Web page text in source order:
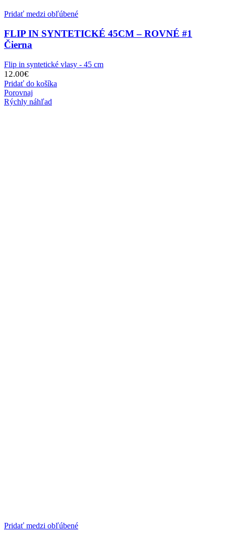
Pridať medzi obľúbené
FLIP IN SYNTETICKÉ 45CM – ROVNÉ #1
Čierna
Flip in syntetické vlasy - 45 cm
12.00€
Pridať do košíka
Porovnaj
Rýchly náhľad
Pridať medzi obľúbené